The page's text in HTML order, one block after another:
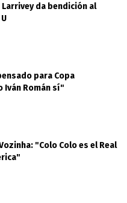
da bendición al
para Copa
Román sí"
"Colo Colo es el Real